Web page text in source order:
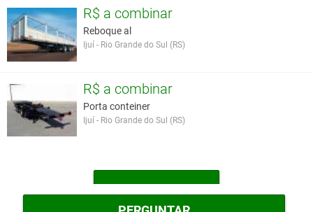
R$ a combinar
Reboque al
Ijuí - Rio Grande do Sul (RS)
R$ a combinar
Porta conteiner
Ijuí - Rio Grande do Sul (RS)